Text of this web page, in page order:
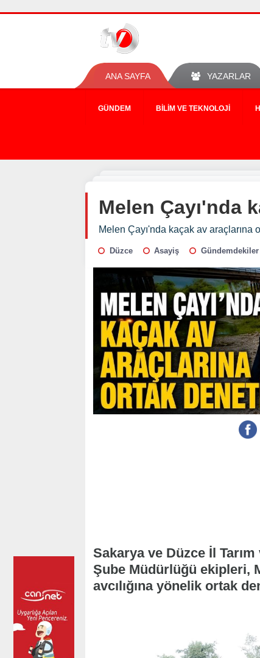
ANA SAYFA YAZARLAR
GÜNDEM BILIM VE TEKNOLOJI
Melen Çayı'nda
Melen Çayı'nda kaçak av araçlarına
Düzce Asayiş Gündemdekiler
Sakarya ve Düzce İl
Şube Müdürlüğü ekipleri,
avcılığına yönelik ortak